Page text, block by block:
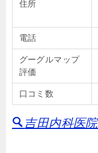
住所
電話
グーグルマップ
評価
口コミ数
吉田内科医